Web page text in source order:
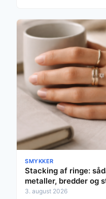
SMYKKER
Stacking af ringe:
metaller, bredder og
3. august 2026